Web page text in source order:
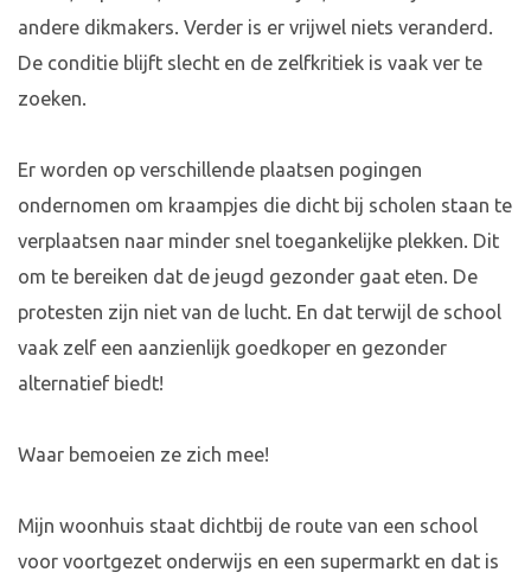
andere dikmakers. Verder is er vrijwel niets veranderd.
De conditie blijft slecht en de zelfkritiek is vaak ver te
zoeken.
Er worden op verschillende plaatsen pogingen
ondernomen om kraampjes die dicht bij scholen staan te
verplaatsen naar minder snel toegankelijke plekken. Dit
om te bereiken dat de jeugd gezonder gaat eten. De
protesten zijn niet van de lucht. En dat terwijl de school
vaak zelf een aanzienlijk goedkoper en gezonder
alternatief biedt!
Waar bemoeien ze zich mee!
Mijn woonhuis staat dichtbij de route van een school
voor voortgezet onderwijs en een supermarkt en dat is